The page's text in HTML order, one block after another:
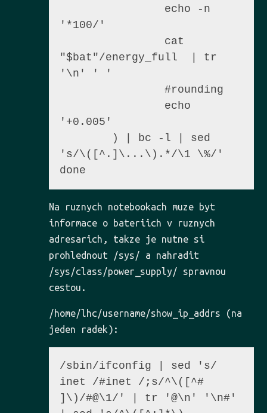
'*100/'
"$bat"/energy_full  | tr
'\n' ' '
                #rounding
'+0.005'
's/\([^.]\...\).*/\1 \%/'
Na ruznych notebookach muze byt
informace o bateriich v ruznych
adresarich, takze je nutne si
prohlednout /sys/ a nahradit
/sys/class/power_supply/ spravnou
cestou.
/home/lhc/username/show_ip_addrs (na
jeden radek):
/sbin/ifconfig | sed 's/
inet /#inet /;s/^\([^#
]\)/#@\1/' | tr '@\n' '\n#'